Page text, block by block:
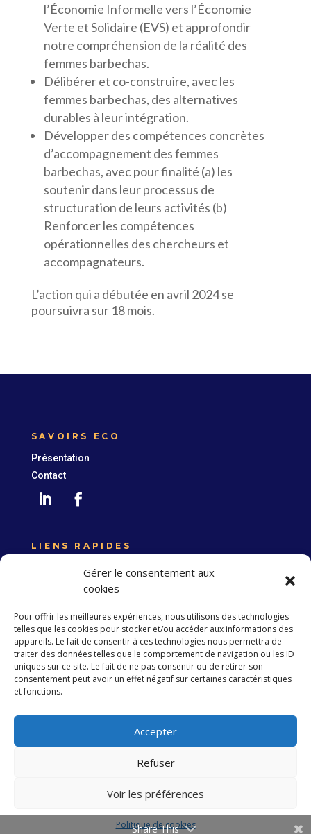
Gérer le consentement aux
cookies
Pour offrir les meilleures expériences, nous utilisons des technologies
telles que les cookies pour stocker et/ou accéder aux informations des
appareils. Le fait de consentir à ces technologies nous permettra de
traiter des données telles que le comportement de navigation ou les ID
uniques sur ce site. Le fait de ne pas consentir ou de retirer son
consentement peut avoir un effet négatif sur certaines caractéristiques
et fonctions.
Accepter
Refuser
Voir les préférences
Politique de cookies
l’Économie Informelle vers l’Économie
Verte et Solidaire (EVS) et approfondir
notre compréhension de la réalité des
femmes barbechas.
Délibérer et co-construire, avec les
femmes barbechas, des alternatives
durables à leur intégration.
Développer des compétences concrètes
d’accompagnement des femmes
barbechas, avec pour finalité (a) les
soutenir dans leur processus de
structuration de leurs activités (b)
Renforcer les compétences
opérationnelles des chercheurs et
accompagnateurs.
L’action qui a débutée en avril 2024 se
poursuivra sur 18 mois.
SAVOIRS ECO
Présentation
Contact
LIENS RAPIDES
Expertise France
Union européenne
S’abonner à la Newsletter
réservés
Développé parsimple.tn
Share This